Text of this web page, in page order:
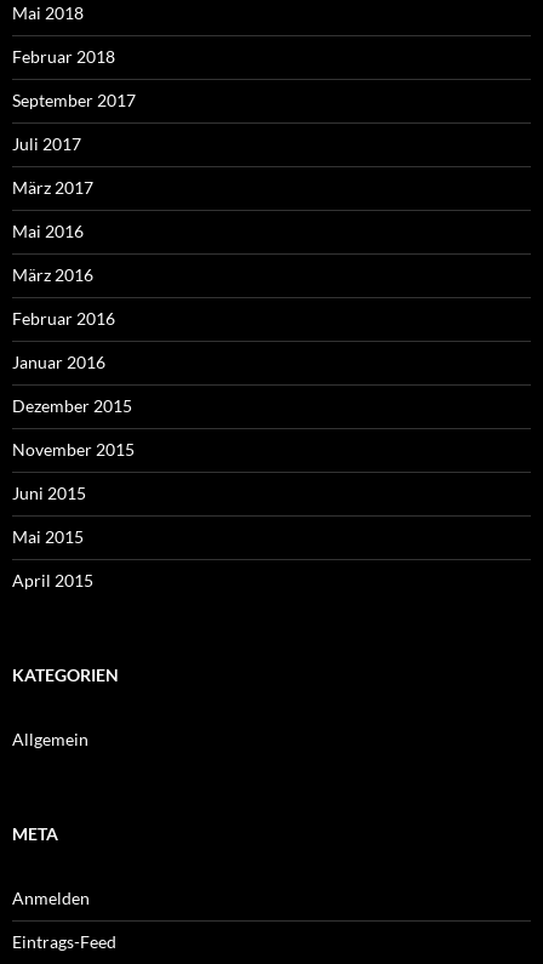
Mai 2018
Februar 2018
September 2017
Juli 2017
März 2017
Mai 2016
März 2016
Februar 2016
Januar 2016
Dezember 2015
November 2015
Juni 2015
Mai 2015
April 2015
KATEGORIEN
Allgemein
META
Anmelden
Eintrags-Feed